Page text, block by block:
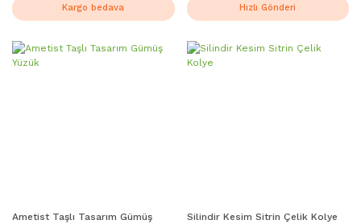
Kargo bedava Hızlı Gönderi
Ametist Taşlı Tasarım Gümüş
Silindir Kesim Sitrin Çelik Kolye